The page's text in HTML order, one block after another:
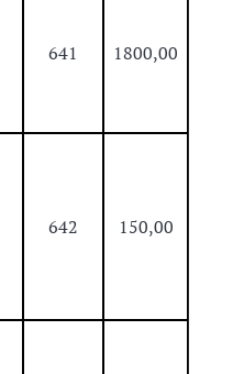
641 1800,00
642 150,00